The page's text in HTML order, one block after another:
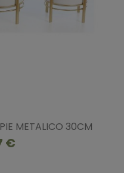
METALICO 30CM
€